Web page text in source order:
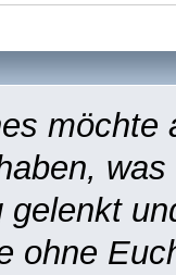
möchte
gelenkt
ohne